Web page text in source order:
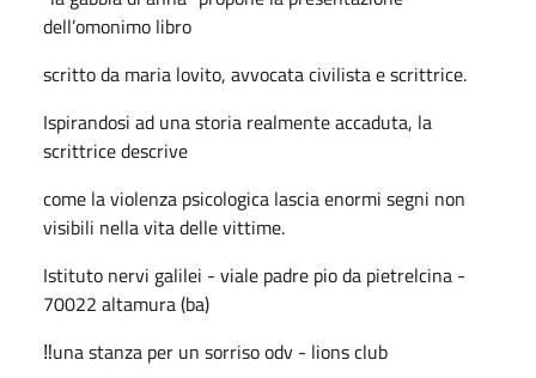
dell’omonimo libro
scritto da maria lovito, avvocata civilista e scrittrice.
Ispirandosi ad una storia realmente accaduta, la
scrittrice descrive
come la violenza psicologica lascia enormi segni non
visibili nella vita delle vittime.
Istituto nervi galilei - viale padre pio da pietrelcina -
70022 altamura (ba)
‼️una stanza per un sorriso odv - lions club